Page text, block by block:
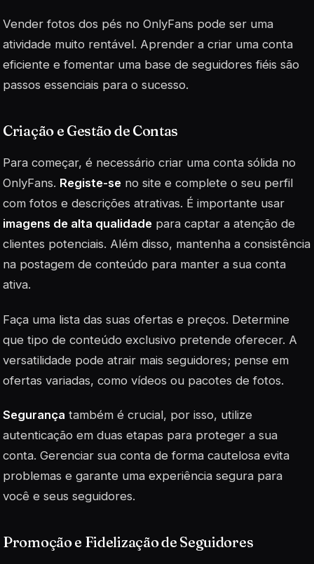
Vender fotos dos pés no OnlyFans pode ser uma
atividade muito rentável. Aprender a criar uma conta
eficiente e fomentar uma base de seguidores fiéis são
passos essenciais para o sucesso.
Criação e Gestão de Contas
Para começar, é necessário criar uma conta sólida no
OnlyFans. Registe-se no site e complete o seu perfil
com fotos e descrições atrativas. É importante usar
imagens de alta qualidade para captar a atenção de
clientes potenciais. Além disso, mantenha a consistência
na postagem de conteúdo para manter a sua conta
ativa.
Faça uma lista das suas ofertas e preços. Determine
que tipo de conteúdo exclusivo pretende oferecer. A
versatilidade pode atrair mais seguidores; pense em
ofertas variadas, como vídeos ou pacotes de fotos.
Segurança também é crucial, por isso, utilize
autenticação em duas etapas para proteger a sua
conta. Gerenciar sua conta de forma cautelosa evita
problemas e garante uma experiência segura para
você e seus seguidores.
Promoção e Fidelização de Seguidores